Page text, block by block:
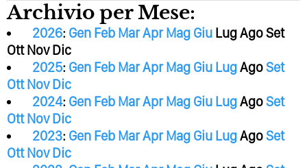
Archivio per Mese:
2026: Gen Feb MarApr Mag Giu LugAgoSet
Ott Nov Dic
2025: Gen Feb MarApr Mag Giu LugAgoSet
Ott Nov Dic
2024: Gen Feb MarApr Mag Giu LugAgoSet
Ott Nov Dic
2023: Gen Feb MarApr Mag Giu LugAgoSet
Ott Nov Dic